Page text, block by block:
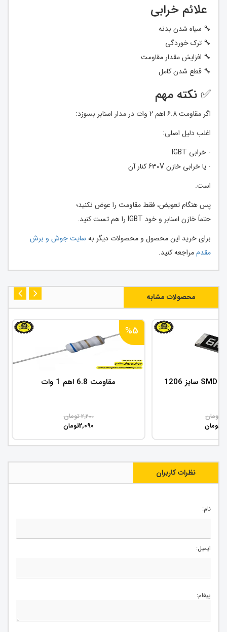
علائم خرابی
🔧 سیاه شدن بدنه
🔧 ترک خوردگی
🔧 افزایش مقدار مقاومت
🔧 قطع شدن کامل
✅ نکته مهم
اگر مقاومت 6.8 اهم 2 وات در مدار اسنابر بسوزد:
اغلب دلیل اصلی:
- خرابی IGBT
- یا خرابی خازن 630V کنار آن
است.
پس هنگام تعویض، فقط مقاومت را عوض نکنید؛
حتماً خازن اسنابر و خود IGBT را هم تست کنید.
برای خرید این محصول و محصولات دیگر به سایت جوش و برش
مقدممراجعه کنید.
محصولات مشابه
تومان
تومان
%5
مقاومت 6.8 اهم 1 وات
2,200تومان
2,090تومان
نظرات کاربران
نام:
ایمیل:
پیغام: